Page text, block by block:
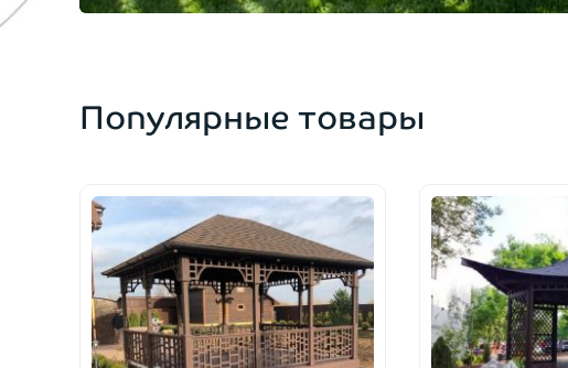
Популярные товары